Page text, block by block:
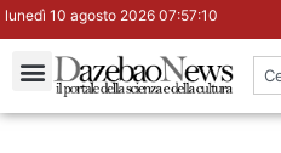
lunedì 10 agosto 2026 07:57:10